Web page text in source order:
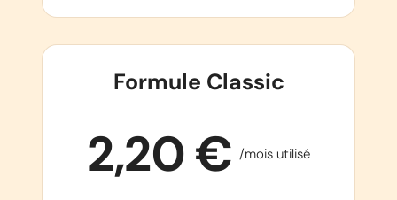
Formule Classic
2,20 € /mois utilisé